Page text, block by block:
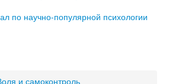
по научно-популярной психологии
и самоконтроль